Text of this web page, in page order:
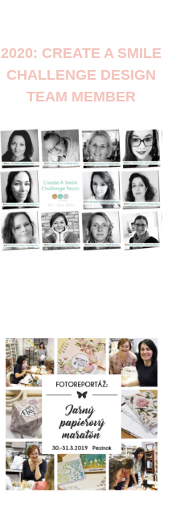
2020: CREATE A SMILE
CHALLENGE DESIGN
TEAM MEMBER